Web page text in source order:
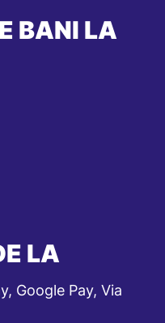
BANI LA
LA
Google Pay, Via